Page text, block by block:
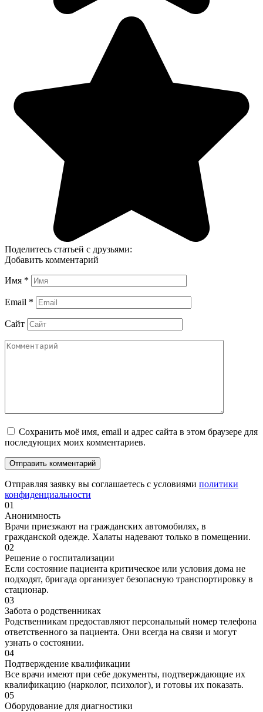
Поделитесь статьей с друзьями:
Добавить комментарий
Имя *
Email *
Сайт
Сохранить моё имя, email и адрес сайта в этом браузере для
последующих моих комментариев.
Отправляя заявку вы соглашаетесь с условиями политики
конфиденциальности
01
Анонимность
Врачи приезжают на гражданских автомобилях, в
гражданской одежде. Халаты надевают только в помещении.
02
Решение о госпитализации
Если состояние пациента критическое или условия дома не
подходят, бригада организует безопасную транспортировку в
стационар.
03
Забота о родственниках
Родственникам предоставляют персональный номер телефона
ответственного за пациента. Они всегда на связи и могут
узнать о состоянии.
04
Подтверждение квалификации
Все врачи имеют при себе документы, подтверждающие их
квалификацию (нарколог, психолог), и готовы их показать.
05
Оборудование для диагностики